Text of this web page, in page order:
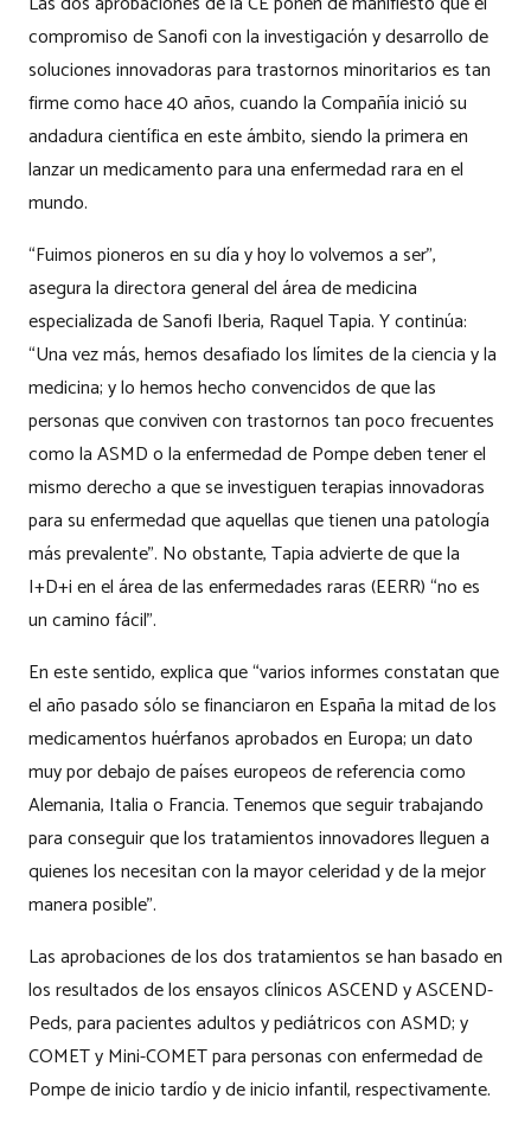
compromiso de Sanofi con la investigación y desarrollo de
soluciones innovadoras para trastornos minoritarios es tan
firme como hace 40 años, cuando la Compañía inició su
andadura científica en este ámbito, siendo la primera en
lanzar un medicamento para una enfermedad rara en el
mundo.
“Fuimos pioneros en su día y hoy lo volvemos a ser”,
asegura la directora general del área de medicina
especializada de Sanofi Iberia, Raquel Tapia. Y continúa:
“Una vez más, hemos desafiado los límites de la ciencia y la
medicina; y lo hemos hecho convencidos de que las
personas que conviven con trastornos tan poco frecuentes
como la ASMD o la enfermedad de Pompe deben tener el
mismo derecho a que se investiguen terapias innovadoras
para su enfermedad que aquellas que tienen una patología
más prevalente”. No obstante, Tapia advierte de que la
I+D+i en el área de las enfermedades raras (EERR) “no es
un camino fácil”.
En este sentido, explica que “varios informes constatan que
el año pasado sólo se financiaron en España la mitad de los
medicamentos huérfanos aprobados en Europa; un dato
muy por debajo de países europeos de referencia como
Alemania, Italia o Francia. Tenemos que seguir trabajando
para conseguir que los tratamientos innovadores lleguen a
quienes los necesitan con la mayor celeridad y de la mejor
manera posible”.
Las aprobaciones de los dos tratamientos se han basado en
los resultados de los ensayos clínicos ASCEND y ASCEND-
Peds, para pacientes adultos y pediátricos con ASMD; y
COMET y Mini-COMET para personas con enfermedad de
Pompe de inicio tardío y de inicio infantil, respectivamente.